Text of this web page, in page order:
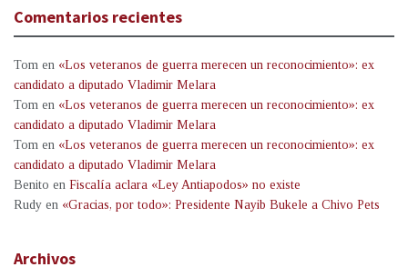
Comentarios recientes
Tom en «Los veteranos de guerra merecen un reconocimiento»: ex
candidato a diputado Vladimir Melara
Tom en «Los veteranos de guerra merecen un reconocimiento»: ex
candidato a diputado Vladimir Melara
Tom en «Los veteranos de guerra merecen un reconocimiento»: ex
candidato a diputado Vladimir Melara
Benito en Fiscalía aclara «Ley Antiapodos» no existe
Rudy en «Gracias, por todo»: Presidente Nayib Bukele a Chivo Pets
Archivos